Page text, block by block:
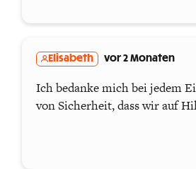
Elisabeth vor 2 Monaten
Ich bedanke mich bei jedem
von Sicherheit, dass wir auf